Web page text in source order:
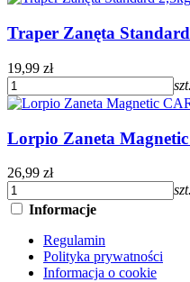
Traper Zanęta
19,99 zł
szt.
Lorpio Zaneta
26,99 zł
szt.
Informacje
Regulamin
Polityka prywatności
Informacja o cookie